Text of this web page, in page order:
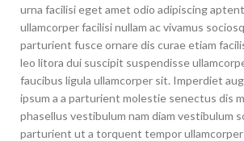
urna facilisi eget amet odio adipiscing
ullamcorper facilisi nullam ac vivamus
parturient fusce ornare dis curae etiam
leo litora dui suscipit suspendisse
faucibus ligula ullamcorper sit. Imperdiet
ipsum a a parturient molestie senectus dis
phasellus vestibulum nam diam vestibulum
parturient ut a torquent tempor